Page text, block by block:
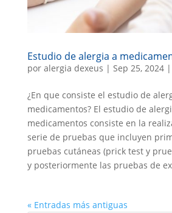
Estudio de alergia a
por alergia dexeus | Sep 25, 2024|
¿En que consiste el estudio de
medicamentos? El estudio de
medicamentos consiste en la
serie de pruebas que incluyen
pruebas cutáneas (prick test y
y posteriormente las pruebas de
« Entradas más antiguas